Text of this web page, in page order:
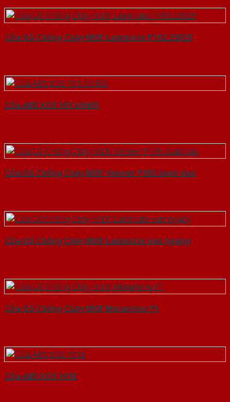
Cửa Gỗ Chống Cháy MDF Laminate P1R2 23029
Cửa ABS KOS 101 U6405
Cửa Gỗ Chống Cháy MDF Veneer P1R5 xoan dao
Cửa Gỗ Chống Cháy MDF Laminate van ngang
Cửa Gỗ Chống Cháy MDF Melamine P1
Cửa ABS KOS 101E